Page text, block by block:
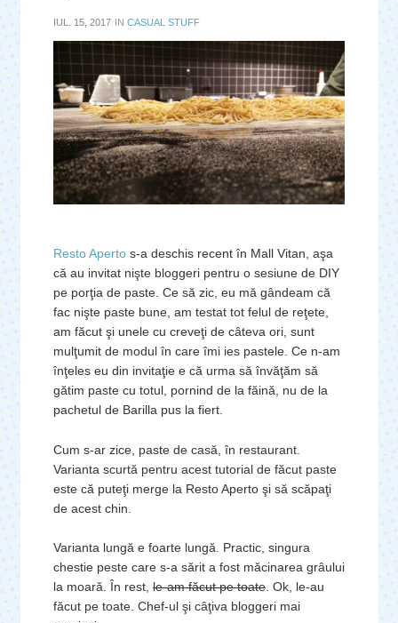
IUL. 15, 2017 IN CASUAL STUFF
Resto Aperto s-a deschis recent în Mall Vitan, aşa
că au invitat nişte bloggeri pentru o sesiune de DIY
pe porţia de paste. Ce să zic, eu mă gândeam că
fac nişte paste bune, am testat tot felul de reţete,
am făcut şi unele cu creveţi de câteva ori, sunt
mulţumit de modul în care îmi ies pastele. Ce n-am
înţeles eu din invitaţie e că urma să învăţăm să
gătim paste cu totul, pornind de la făină, nu de la
pachetul de Barilla pus la fiert.
Cum s-ar zice, paste de casă, în restaurant.
Varianta scurtă pentru acest tutorial de făcut paste
este că puteţi merge la Resto Aperto şi să scăpaţi
de acest chin.
Varianta lungă e foarte lungă. Practic, singura
chestie peste care s-a sărit a fost măcinarea grâului
la moară. În rest, le-am făcut pe toate. Ok, le-au
făcut pe toate. Chef-ul şi câţiva bloggeri mai